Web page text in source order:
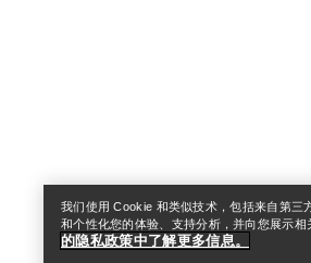
我们使用 Cookie 和类似技术，包括来自第三
和个性化您的体验、支持分析，并向您展示相
的隐私政策中了解更多信息。